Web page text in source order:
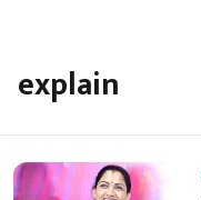
explain